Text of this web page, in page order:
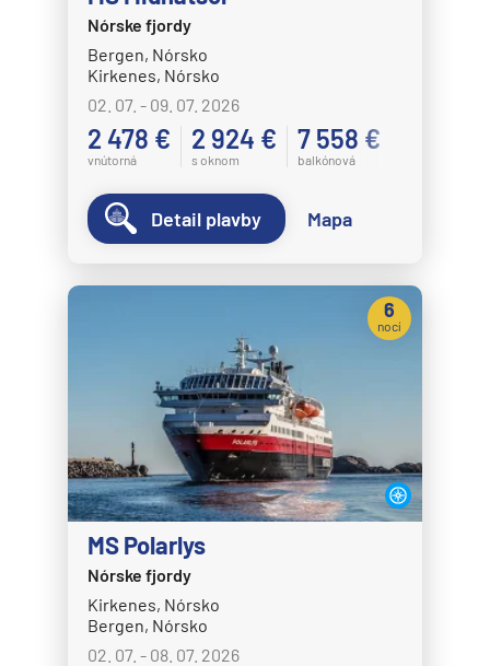
Nórske fjordy
Bergen, Nórsko
Kirkenes, Nórsko
02. 07. - 09. 07. 2026
2 478 €
vnútorná
2 924 €
s oknom
7 558 €
balkónová
Detail plavby Mapa
MS Polarlys
Nórske fjordy
Kirkenes, Nórsko
Bergen, Nórsko
02. 07. - 08. 07. 2026
6
nocí